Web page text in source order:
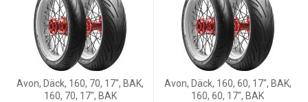
Avon, Däck, 160, 70, 17", BAK,
160, 70, 17", BAK
Avon, Däck, 160, 60, 17", BAK,
160, 60, 17", BAK